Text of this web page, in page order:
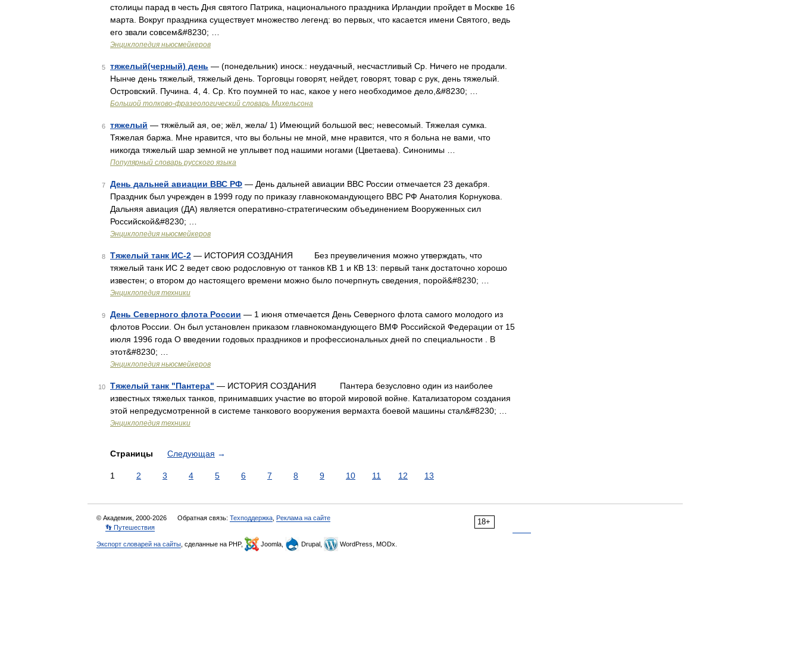
столицы парад в честь Дня святого Патрика, национального праздника Ирландии пройдет в Москве 16
марта. Вокруг праздника существует множество легенд: во первых, что касается имени Святого, ведь
его звали совсем&#8230; …
Энциклопедия ньюсмейкеров
5 тяжелый(черный) день — (понедельник) иноск.: неудачный, несчастливый Ср. Ничего не продали.
Нынче день тяжелый, тяжелый день. Торговцы говорят, нейдет, говорят, товар с рук, день тяжелый.
Островский. Пучина. 4, 4. Ср. Кто поумней то нас, какое у него необходимое дело,&#8230; …
Большой толково-фразеологический словарь Михельсона
6 тяжелый — тяжёлый ая, ое; жёл, жела/ 1) Имеющий большой вес; невесомый. Тяжелая сумка.
Тяжелая баржа. Мне нравится, что вы больны не мной, мне нравится, что я больна не вами, что
никогда тяжелый шар земной не уплывет под нашими ногами (Цветаева). Синонимы …
Популярный словарь русского языка
7 День дальней авиации ВВС РФ — День дальней авиации ВВС России отмечается 23 декабря.
Праздник был учрежден в 1999 году по приказу главнокомандующего ВВС РФ Анатолия Корнукова.
Дальняя авиация (ДА) является оперативно‑стратегическим объединением Вооруженных сил
Российской&#8230; …
Энциклопедия ньюсмейкеров
8 Тяжелый танк ИС-2 — ИСТОРИЯ СОЗДАНИЯ Без преувеличения можно утверждать, что
тяжелый танк ИС 2 ведет свою родословную от танков КВ 1 и КВ 13: первый танк достаточно хорошо
известен; о втором до настоящего времени можно было почерпнуть сведения, порой&#8230; …
Энциклопедия техники
9 День Северного флота России — 1 июня отмечается День Северного флота самого молодого из
флотов России. Он был установлен приказом главнокомандующего ВМФ Российской Федерации от 15
июля 1996 года О введении годовых праздников и профессиональных дней по специальности . В
этот&#8230; …
Энциклопедия ньюсмейкеров
10 Тяжелый танк "Пантера" — ИСТОРИЯ СОЗДАНИЯ Пантера безусловно один из наиболее
известных тяжелых танков, принимавших участие во второй мировой войне. Катализатором создания
этой непредусмотренной в системе танкового вооружения вермахта боевой машины стал&#8230; …
Энциклопедия техники
Страницы Следующая →
1 2 3 4 5 6 7 8 9 10 11 12 13
18+
© Академик, 2000-2026 Обратная связь: Техподдержка Реклама на сайте
👣 Путешествия
Экспорт словарей на сайты , сделанные на PHP, Joomla, Drupal, WordPress, MODx.